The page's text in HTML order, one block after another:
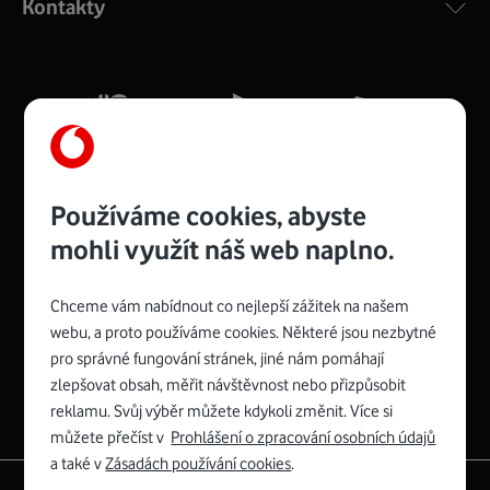
silný signál pro celou domácnost. Kompaktní rozměry 21
Více o COMPAL CH7465VF
Zyxel VMG8623-T50B:
Rozměry modemu jsou 16 x 22 x 7,5 cm (včetně stojánku)
a nabízí 4 gigabitové LAN porty a bezdrátové připojení Wi-
Fi ve verzích 802.11 b/g/n/ac pro frekvenci 2,4 GHz a
Spojte se s Vodafonem
Kontakty
Používáme cookies, abyste
mohli využít náš web naplno.
Chceme vám nabídnout co nejlepší zážitek na našem
webu, a proto používáme cookies. Některé jsou nezbytné
pro správné fungování stránek, jiné nám pomáhají
zlepšovat obsah, měřit návštěvnost nebo přizpůsobit
reklamu. Svůj výběr můžete kdykoli změnit. Více si
můžete přečíst v Prohlášení o zpracování osobních údajů
a také vZásadách používání cookies.